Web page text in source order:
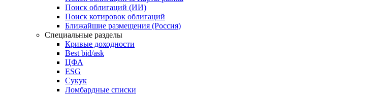
Облигации
Поиски
Поиск облигаций & Карты рынка
Поиск облигаций (ИИ)
Поиск котировок облигаций
Ближайшие размещения (Россия)
Специальные разделы
Кривые доходности
Best bid/ask
ЦФА